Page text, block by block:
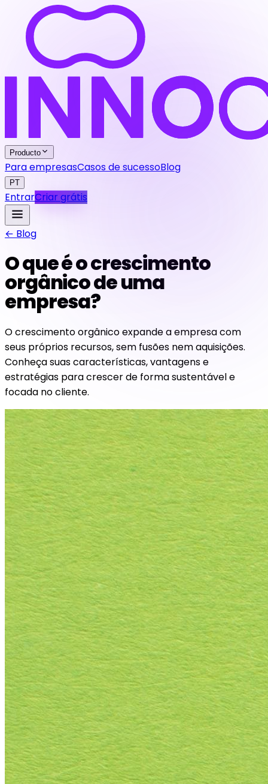
Producto
Para empresasCasos de sucessoBlog
PT
EntrarCriar grátis
← Blog
O que é o crescimento
orgânico de uma
empresa?
O crescimento orgânico expande a empresa com
seus próprios recursos, sem fusões nem aquisições.
Conheça suas características, vantagens e
estratégias para crescer de forma sustentável e
focada no cliente.